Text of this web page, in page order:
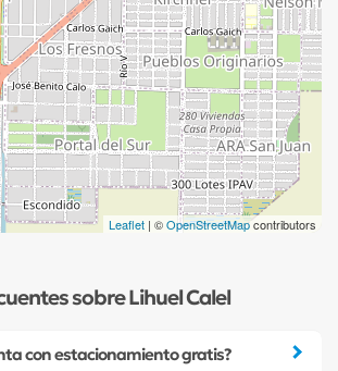
Leaflet | ©OpenStreetMapcontributors
sobre Lihuel Calel
con estacionamiento gratis?